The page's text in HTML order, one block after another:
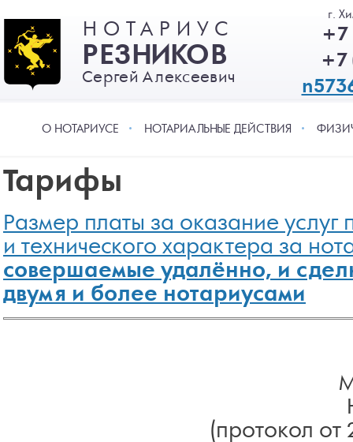
НОТАРИУС
РЕЗНИКОВ
Сергей Алексеевич
г.
+7
+7
О НОТАРИУСЕ НОТАРИАЛЬНЫЕ ДЕЙСТВИЯ
Тарифы
Размер платы за оказание услуг
и технического характера за
совершаемые удалённо, и
двумя и более нотариусами
(протокол